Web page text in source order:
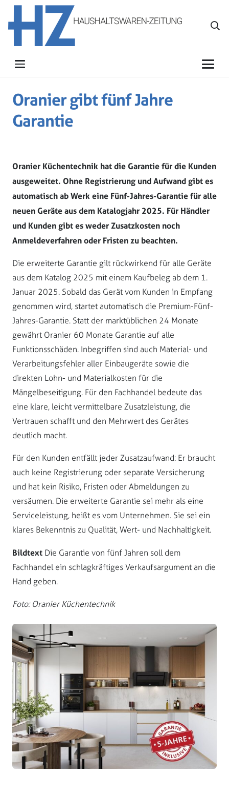
Oranier gibt fünf Jahre
Garantie
Oranier Küchentechnik hat die Garantie für die Kunden
ausgeweitet. Ohne Registrierung und Aufwand gibt es
automatisch ab Werk eine Fünf-Jahres-Garantie für alle
neuen Geräte aus dem Katalogjahr 2025. Für Händler
und Kunden gibt es weder Zusatzkosten noch
Anmeldeverfahren oder Fristen zu beachten.
Die erweiterte Garantie gilt rückwirkend für alle Geräte
aus dem Katalog 2025 mit einem Kaufbeleg ab dem 1.
Januar 2025. Sobald das Gerät vom Kunden in Empfang
genommen wird, startet automatisch die Premium-Fünf-
Jahres-Garantie. Statt der marktüblichen 24 Monate
gewährt Oranier 60 Monate Garantie auf alle
Funktionsschäden. Inbegriffen sind auch Material- und
Verarbeitungsfehler aller Einbaugeräte sowie die
direkten Lohn- und Materialkosten für die
Mängelbeseitigung. Für den Fachhandel bedeute das
eine klare, leicht vermittelbare Zusatzleistung, die
Vertrauen schafft und den Mehrwert des Gerätes
deutlich macht.
Für den Kunden entfällt jeder Zusatzaufwand: Er braucht
auch keine Registrierung oder separate Versicherung
und hat kein Risiko, Fristen oder Abmeldungen zu
versäumen. Die erweiterte Garantie sei mehr als eine
Serviceleistung, heißt es vom Unternehmen. Sie sei ein
klares Bekenntnis zu Qualität, Wert- und Nachhaltigkeit.
Bildtext Die Garantie von fünf Jahren soll dem
Fachhandel ein schlagkräftiges Verkaufsargument an die
Hand geben.
Foto: Oranier Küchentechnik